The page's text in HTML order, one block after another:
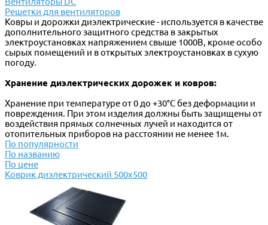
Решетки для вентиляторов
Ковры и дорожки диэлектрические - используется в качестве
дополнительного защитного средства в закрытых
электроустановках напряжением свыше 1000В, кроме особо
сырых помещений и в открытых электроустановках в сухую
погоду.
Хранение диэлектрических дорожек и ковров:
Хранение при температуре от 0 до +30°С без деформации и
повреждения. При этом изделия должны быть защищены от
воздействия прямых солнечных лучей и находится от
отопительных приборов на расстоянии не менее 1м.
По популярности
По названию
По цене
Коврик диэлектрический 500х500